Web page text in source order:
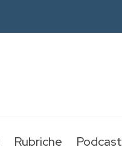
Rubriche Podcast